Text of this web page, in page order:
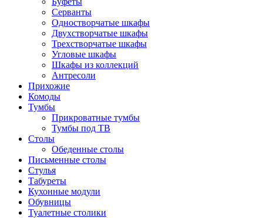
Серванты
Одностворчатые шкафы
Двухстворчатые шкафы
Трехстворчатые шкафы
Угловые шкафы
Шкафы из коллекций
Антресоли
Прихожие
Комоды
Тумбы
Прикроватные тумбы
Тумбы под ТВ
Столы
Обеденные столы
Письменные столы
Стулья
Табуреты
Кухонные модули
Обувницы
Туалетные столики